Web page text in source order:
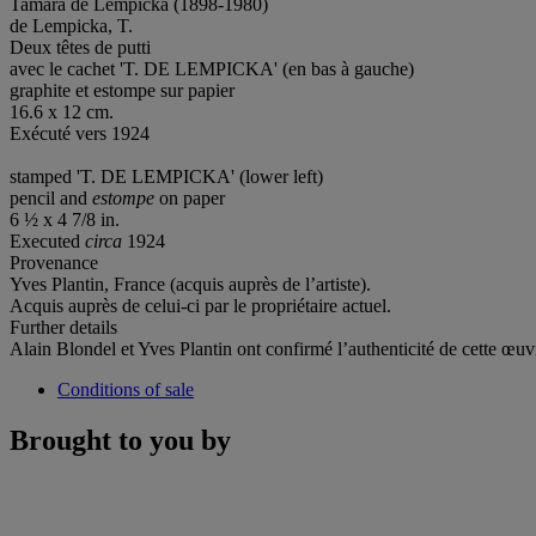
de Lempicka, T.
Deux têtes de putti
avec le cachet 'T. DE LEMPICKA' (en bas à gauche)
graphite et estompe sur papier
16.6 x 12 cm.
Exécuté vers 1924
stamped 'T. DE LEMPICKA' (lower left)
pencil and estompe on paper
6 ½ x 4 7/8 in.
Executed circa 1924
Provenance
Yves Plantin, France (acquis auprès de l’artiste).
Acquis auprès de celui-ci par le propriétaire actuel.
Further details
Alain Blondel et Yves Plantin ont confirmé l’authenticité de cette
Conditions of sale
Brought to you by